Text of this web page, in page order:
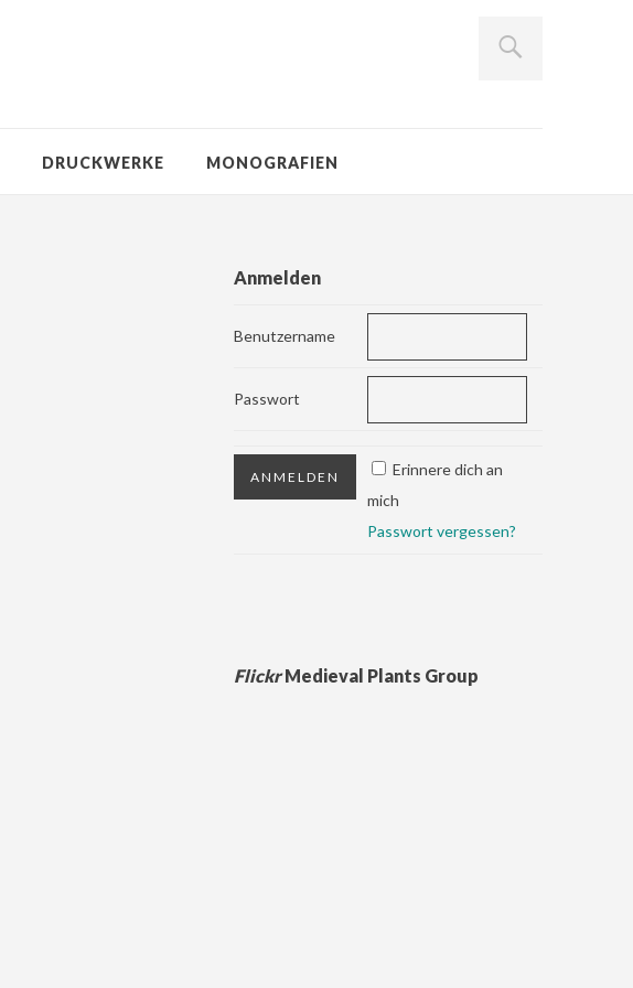
DRUCKWERKE MONOGRAFIEN
Anmelden
Benutzername
Passwort
Erinnere dich an
mich
Passwort vergessen?
FlickrMedieval Plants Group